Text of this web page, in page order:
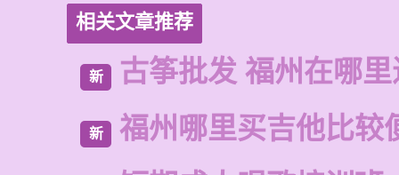
相关文章推荐
新 古筝批发 福州在哪
新
福州哪里买吉他比较